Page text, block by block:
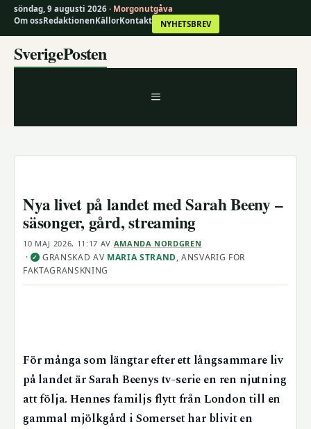
söndag, 9 augusti 2026 · Morgonutgåva
Om ossRedaktionenKällorKontakt NYHETSBREV
SverigePosten
MENY
Nya livet på landet med Sarah Beeny –
säsonger, gård, streaming
10 MAJ 2026, 11:17 AV AMANDA NORDGREN
· ✓ GRANSKAD AV MARIA STRAND, ANSVARIG FÖR
FAKTAGRANSKNING
För många som längtar efter ett långsammare liv
på landet är Sarah Beenys tv-serie en ren njutning
att följa. Hennes familjs flytt från London till en
gammal mjölkgård i Somerset har blivit en